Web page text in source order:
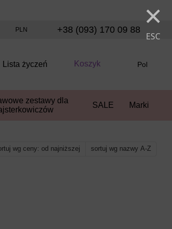
×
ESC
PLN +38 (093) 170 09 88
Lista życzeń Koszyk Pol
zestawy dla
SALE Marki
wg ceny: od najniższej sortuj wg nazwy A-Z